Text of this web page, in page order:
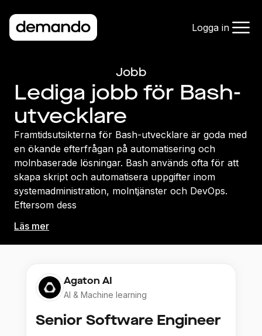
Logga in
Jobb
Lediga jobb för Bash-
utvecklare
Framtidsutsikterna för Bash-utvecklare är goda med
en ökande efterfrågan på automatisering och
molnbaserade lösningar. Bash används ofta för att
skapa skript och automatisera uppgifter inom
systemadministration, molntjänster och DevOps.
Eftersom dess
Läs mer
Agaton AI
AI & Machine learning
Senior Software Engineer